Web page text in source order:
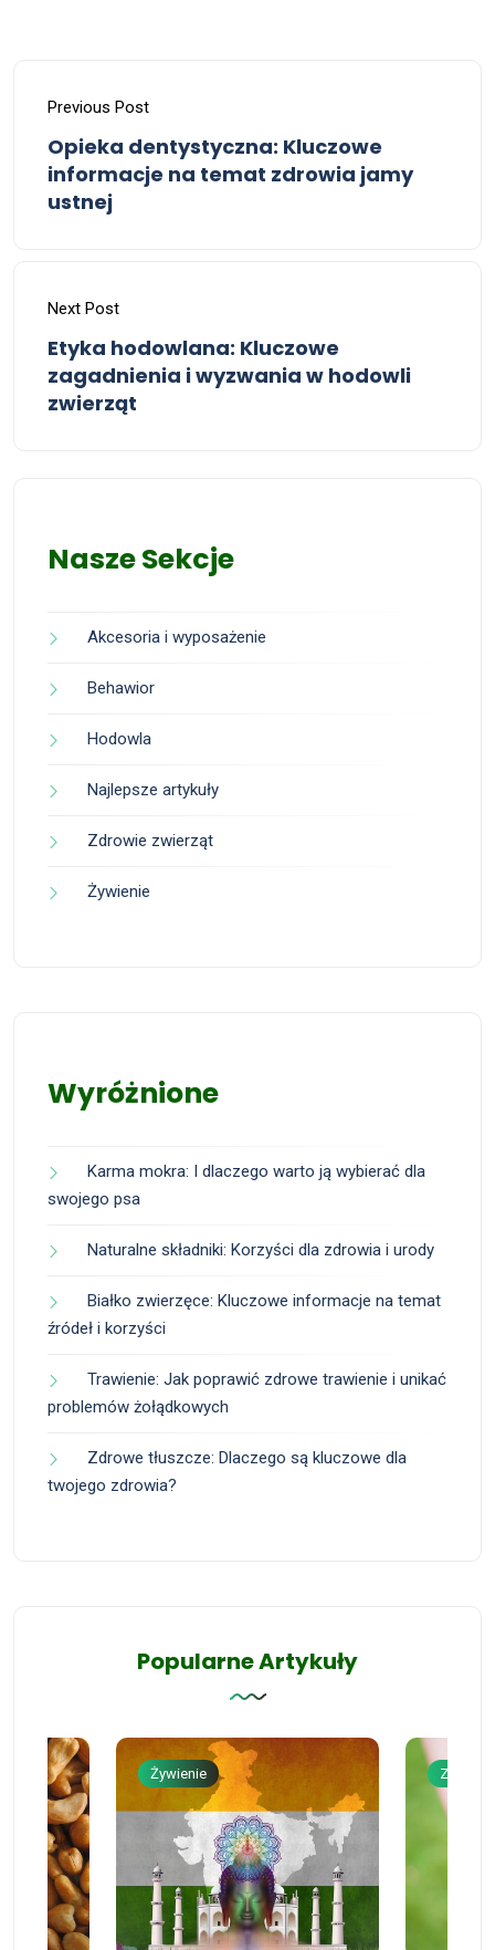
Previous Post
Opieka dentystyczna: Kluczowe
informacje na temat zdrowia jamy
ustnej
Next Post
Etyka hodowlana: Kluczowe
zagadnienia i wyzwania w hodowli
zwierząt
Nasze Sekcje
Akcesoria i wyposażenie
Behawior
Hodowla
Najlepsze artykuły
Zdrowie zwierząt
Żywienie
Wyróżnione
Karma mokra: I dlaczego warto ją wybierać dla
swojego psa
Naturalne składniki: Korzyści dla zdrowia i urody
Białko zwierzęce: Kluczowe informacje na temat
źródeł i korzyści
Trawienie: Jak poprawić zdrowe trawienie i unikać
problemów żołądkowych
Zdrowe tłuszcze: Dlaczego są kluczowe dla
twojego zdrowia?
Popularne Artykuły
Żywienie